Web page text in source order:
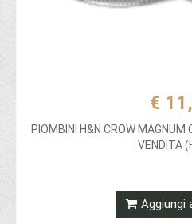
€
PIOMBINI H&N CROW
VENDITA
Aggiungi